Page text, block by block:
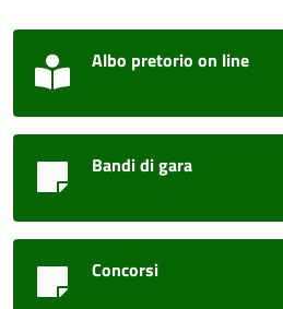
Albo pretorio on line
Bandi di gara
Concorsi